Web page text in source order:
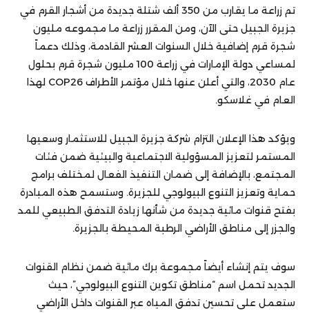
تم زراعة ما يقارب من 350 ألف شتلة جديدة من أشجار القرم في
جزيرة الجبيل حتى الآن، ومن المقرر زراعة ما مجموعه مليون
شجرة قرم إضافية خلال السنوات العشر القادمة، وذلك دعماً
لمساعي دولة الإمارات في زراعة 100 مليون شجرة قرم بحلول
عام 2030، والتي أعلن عنها خلال مؤتمر الأطراف COP26 لهذا
العام في غلاسكو.
ويؤكد هذا الإعلان التزام شركة جزيرة الجبيل للاستثمار وسعيها
المستمر لتعزيز المسؤولية الاجتماعية والبيئية ضمن فئات
المجتمع، بالإضافة إلى ضمان التنفيذ الفعال لمختلف برامج
حماية وتعزيز التنوع البيولوجي للجزيرة. وستسمح هذه المبادرة
بفتح قنوات مائية جديدة من شأنها زيادة التدفق الطبيعي للمد
والجزر إلى مناطق الأراضي الرطبة المحيطة بالجزيرة.
سوف يتم إنشاء أيضاً مجموعة برك مائية ضمن نظام القنوات
الجديد تحمل اسم “مناطق تكوين التنوع البيولوجي”، حيث
ستعمل على تحسين تدفق المياه عبر القنوات داخل الأراضي